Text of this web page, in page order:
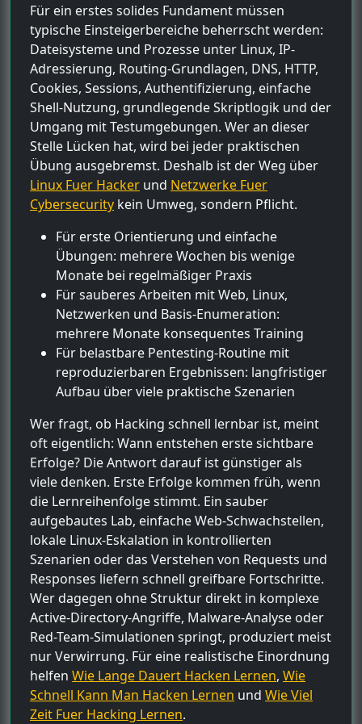
Für ein erstes solides Fundament müssen
typische Einsteigerbereiche beherrscht werden:
Dateisysteme und Prozesse unter Linux, IP-
Adressierung, Routing-Grundlagen, DNS, HTTP,
Cookies, Sessions, Authentifizierung, einfache
Shell-Nutzung, grundlegende Skriptlogik und der
Umgang mit Testumgebungen. Wer an dieser
Stelle Lücken hat, wird bei jeder praktischen
Übung ausgebremst. Deshalb ist der Weg über
Linux Fuer Hacker und Netzwerke Fuer
Cybersecurity kein Umweg, sondern Pflicht.
Für erste Orientierung und einfache
Übungen: mehrere Wochen bis wenige
Monate bei regelmäßiger Praxis
Für sauberes Arbeiten mit Web, Linux,
Netzwerken und Basis-Enumeration:
mehrere Monate konsequentes Training
Für belastbare Pentesting-Routine mit
reproduzierbaren Ergebnissen: langfristiger
Aufbau über viele praktische Szenarien
Wer fragt, ob Hacking schnell lernbar ist, meint
oft eigentlich: Wann entstehen erste sichtbare
Erfolge? Die Antwort darauf ist günstiger als
viele denken. Erste Erfolge kommen früh, wenn
die Lernreihenfolge stimmt. Ein sauber
aufgebautes Lab, einfache Web-Schwachstellen,
lokale Linux-Eskalation in kontrollierten
Szenarien oder das Verstehen von Requests und
Responses liefern schnell greifbare Fortschritte.
Wer dagegen ohne Struktur direkt in komplexe
Active-Directory-Angriffe, Malware-Analyse oder
Red-Team-Simulationen springt, produziert meist
nur Verwirrung. Für eine realistische Einordnung
helfen Wie Lange Dauert Hacken Lernen, Wie
Schnell Kann Man Hacken Lernen und Wie Viel
Zeit Fuer Hacking Lernen.